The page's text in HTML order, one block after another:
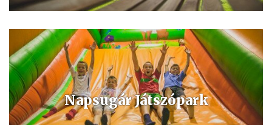
Magyarország egyetlen kristályszerkezetű, háromszintes mászó és
kalandpályája, több mint egy kilométer hosszú pályavonallal, óriás
hintával és 200 méteres Flying Fox csúszással.
Napsugár Játszópark